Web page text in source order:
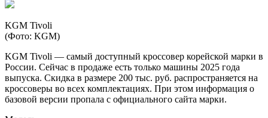
KGM Tivoli
(Фото: KGM)
KGM Tivoli — самый доступный кроссовер корейской марки в
России. Сейчас в продаже есть только машины 2025 года
выпуска. Скидка в размере 200 тыс. руб. распространяется на
кроссоверы во всех комплектациях. При этом информация о
базовой версии пропала с официального сайта марки.